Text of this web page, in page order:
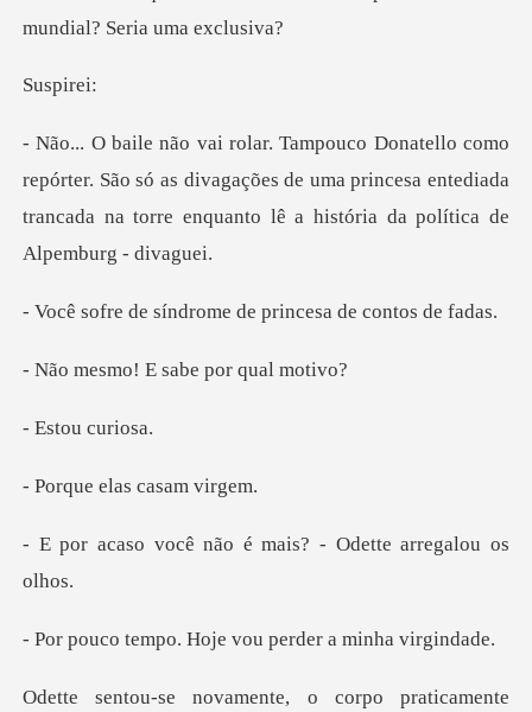
pir
r. São só as divagações de uma princesa entediada
trancada na t
ndrome de princesa
E sabe por
ou cu
elas casa
não é mais? - Odett
Hoje vou perder a
ente, o corpo praticam